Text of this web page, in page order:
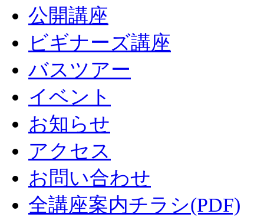
公開講座
ビギナーズ講座
バスツアー
イベント
お知らせ
アクセス
お問い合わせ
全講座案内チラシ(PDF)